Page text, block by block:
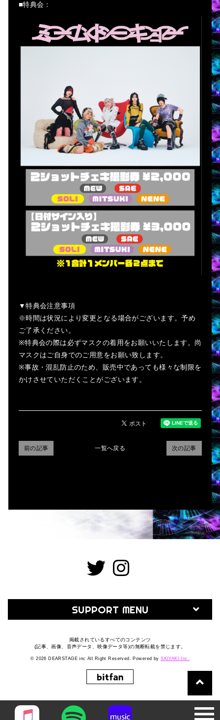
■特典会：
▼特典会注意事項
※時間は状況により変更となる場合がございます。予め
ご了承ください。
※特典会の際は必ずマスクの着用をお願いいたします。尚
マスクはご自身でのご用意をお願い致します。
※事故・混乱防止のため、販売中であっても様々な制限を
かけさせていただくことがございます。
次の記事
一覧へ戻る
前の記事
SUPPORT MENU
掲載されているすべてのコンテンツ
(記事、画像、音声データ、映像データ等)の無断転載を禁じます。
© 2026 DEARSTAGE inc All Right Reserved. Powered bySKIYAKI Inc.